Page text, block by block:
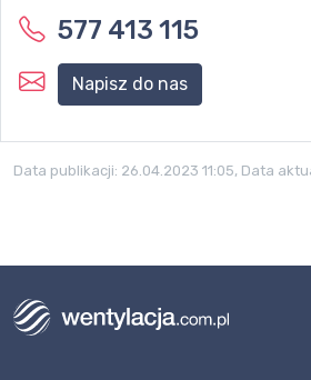
577 413 115
Napisz do nas
Data publikacji: 26.04.2023 11:05, Data